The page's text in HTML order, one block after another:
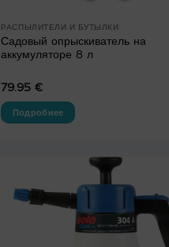
РАСПЫЛИТЕЛИ И БУТЫЛКИ
Садовый опрыскиватель на
аккумуляторе 8 л
79.95€
Подробнее